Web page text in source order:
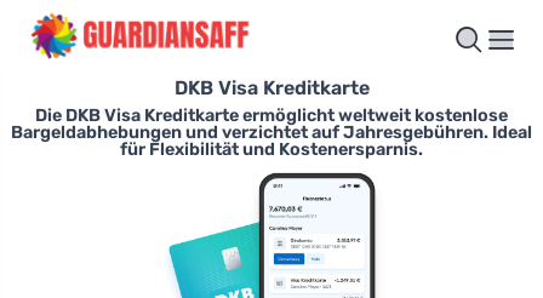
DKB Visa Kreditkarte
Die DKB Visa Kreditkarte ermöglicht weltweit kostenlose
Bargeldabhebungen und verzichtet auf Jahresgebühren. Ideal
für Flexibilität und Kostenersparnis.